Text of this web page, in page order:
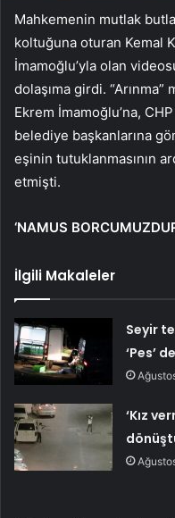
Mahkemenin mutlak
koltuğuna oturan Kemal
İmamoğlu’yla olan
dolaşıma girdi. “Arınma”
Ekrem İmamoğlu’na,
belediye başkanlarına
eşinin tutuklanmasının
etmişti.
‘NAMUS
İlgili Makaleler
Seyir
‘Pes’
‘Kız